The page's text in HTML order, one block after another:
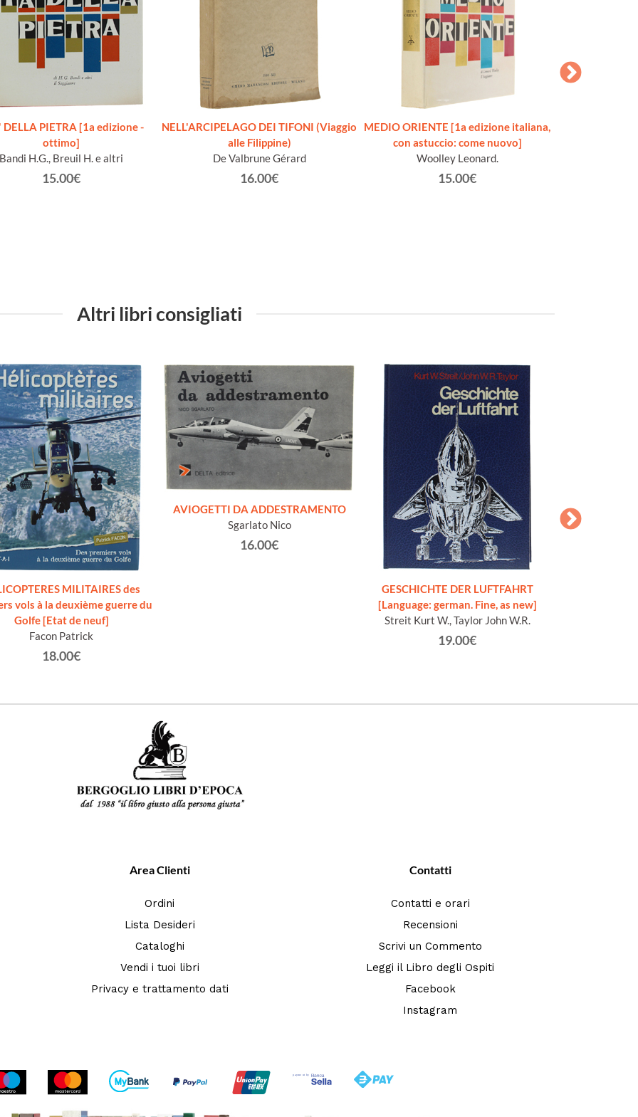
DELLA PIETRA [1a edizione -
ottimo]
Bandi H.G., Breuil H. e altri
15.00€
NELL'ARCIPELAGO DEI TIFONI (Viaggio
alle Filippine)
De Valbrune Gérard
16.00€
MEDIO ORIENTE [1a edizione italiana,
con astuccio: come nuovo]
Woolley Leonard.
15.00€
Altri libri consigliati
MILITAIRES des
vols à la deuxième guerre du
Golfe [Etat de neuf]
Facon Patrick
18.00€
AVIOGETTI DA ADDESTRAMENTO
Sgarlato Nico
16.00€
GESCHICHTE DER LUFTFAHRT
[Language: german. Fine, as new]
Streit Kurt W., Taylor John W.R.
19.00€
Area Clienti
Ordini
Lista Desideri
Cataloghi
Vendi i tuoi libri
Privacy e trattamento dati
Contatti
Contatti e orari
Recensioni
Scrivi un Commento
Leggi il Libro degli Ospiti
Facebook
Instagram